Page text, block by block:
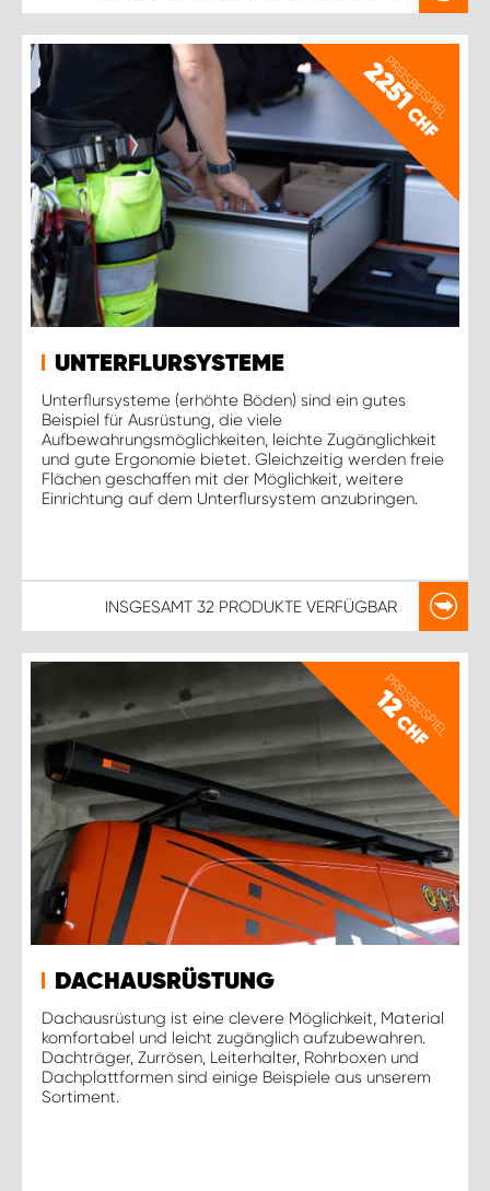
PREISBEISPIEL
2251
CHF
UNTERFLURSYSTEME
Unterflursysteme (erhöhte Böden) sind ein gutes
Beispiel für Ausrüstung, die viele
Aufbewahrungsmöglichkeiten, leichte Zugänglichkeit
und gute Ergonomie bietet. Gleichzeitig werden freie
Flächen geschaffen mit der Möglichkeit, weitere
Einrichtung auf dem Unterflursystem anzubringen.
INSGESAMT 32 PRODUKTE VERFÜGBAR
PREISBEISPIEL
12
CHF
DACHAUSRÜSTUNG
Dachausrüstung ist eine clevere Möglichkeit, Material
komfortabel und leicht zugänglich aufzubewahren.
Dachträger, Zurrösen, Leiterhalter, Rohrboxen und
Dachplattformen sind einige Beispiele aus unserem
Sortiment.